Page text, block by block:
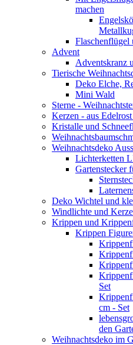
machen
Flaschenflügel
Advent
Adventskranz
Tierische
Deko Elche,
Mini Wald
Sterne -
Kerzen - aus
Kristalle und
Weihnachtsdeko
Lichterketten
Gartenstecker
Deko Wichtel und
Windlichte und
Krippen und
Krippen
Set
cm - Set
den
Weihnachtsdeko im